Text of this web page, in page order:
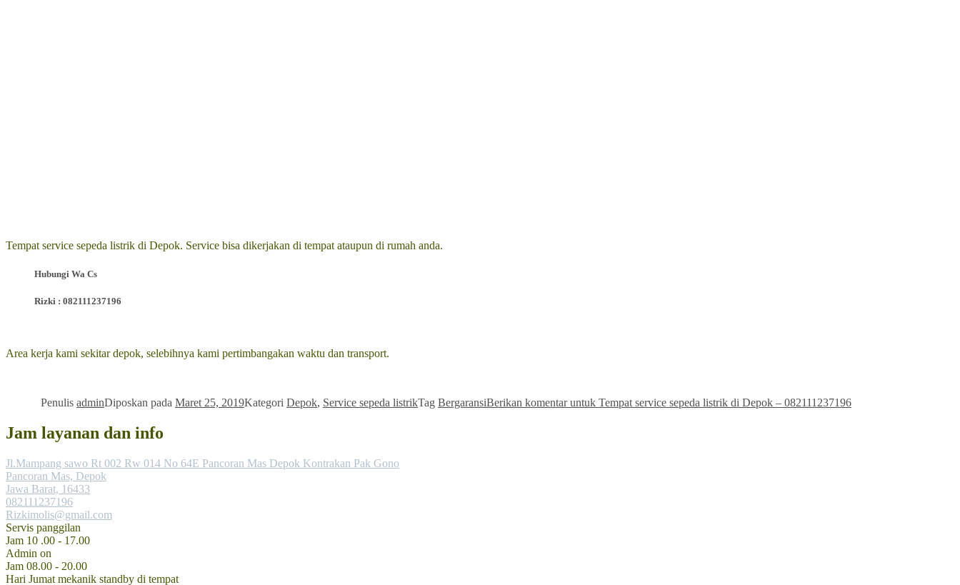
Tempat service sepeda listrik di Depok. Service bisa dikerjakan di tempat ataupun di rumah anda.
Hubungi Wa Cs
Rizki : 082111237196
Area kerja kami sekitar depok, selebihnya kami pertimbangakan waktu dan transport.
Penulis adminDiposkan pada Maret 25, 2019Kategori Depok, Service sepeda listrikTag BergaransiBerikan komentaruntuk Tempat service sepeda listrik di Depok – 082111237196
Jam layanan dan info
Jl.Mampang sawo Rt 002 Rw 014 No 64E Pancoran Mas Depok Kontrakan Pak Gono
Pancoran Mas, Depok
Jawa Barat, 16433
082111237196
Rizkimolis@gmail.com
Servis panggilan
Jam 10 .00 - 17.00
Admin on
Jam 08.00 - 20.00
Hari Jumat mekanik standby di tempat